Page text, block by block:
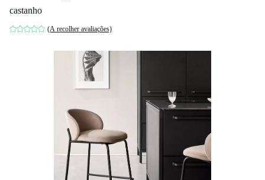
castanho
(A recolher avaliações)